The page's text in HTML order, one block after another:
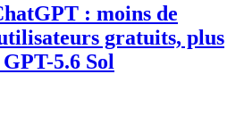
: moins de
gratuits, plus
5.6 Sol